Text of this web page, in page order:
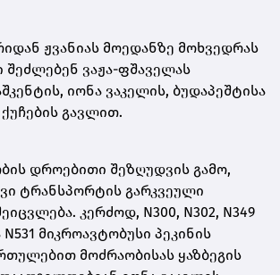
ჟვანიას მოედანზე მოხვედრას
ვაჟა-ფშაველას
იონა ვაკელის, ბუდაპეშტისა
გავლით.
დროებითი შეზღუდვის გამო,
ტრანსპორტის გარკვეული
კერძოდ, N300, N302, N349
მიკროავტობუსი პეკინის
მოძრაობისას ყაზბეგის